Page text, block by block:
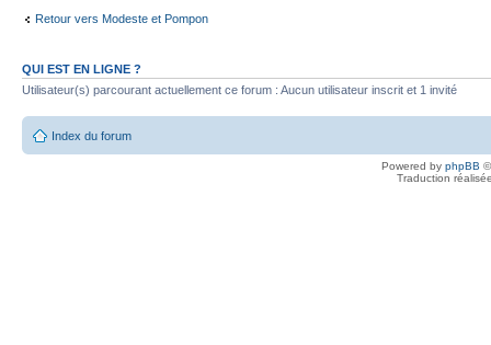
Retour vers Modeste et Pompon
QUI EST EN LIGNE ?
Utilisateur(s) parcourant actuellement ce forum : Aucun utilisateur inscrit et 1 invité
Index du forum
Powered by phpBB
Traduction